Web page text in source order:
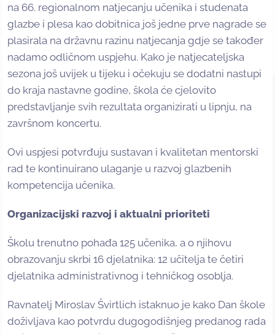
na 66. regionalnom natjecanju učenika i studenata
glazbe i plesa kao dobitnica još jedne prve nagrade se
plasirala na državnu razinu natjecanja gdje se također
nadamo odličnom uspjehu. Kako je natjecateljska
sezona još uvijek u tijeku i očekuju se dodatni nastupi
do kraja nastavne godine, škola će cjelovito
predstavljanje svih rezultata organizirati u lipnju, na
završnom koncertu.
Ovi uspjesi potvrđuju sustavan i kvalitetan mentorski
rad te kontinuirano ulaganje u razvoj glazbenih
kompetencija učenika.
Organizacijski razvoj i aktualni prioriteti
Školu trenutno pohađa 125 učenika, a o njihovu
obrazovanju skrbi 16 djelatnika: 12 učitelja te četiri
djelatnika administrativnog i tehničkog osoblja.
Ravnatelj Miroslav Švirtlich istaknuo je kako Dan škole
doživljava kao potvrdu dugogodišnjeg predanog rada